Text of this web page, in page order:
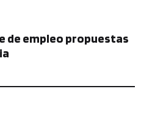
de empleo propuestas